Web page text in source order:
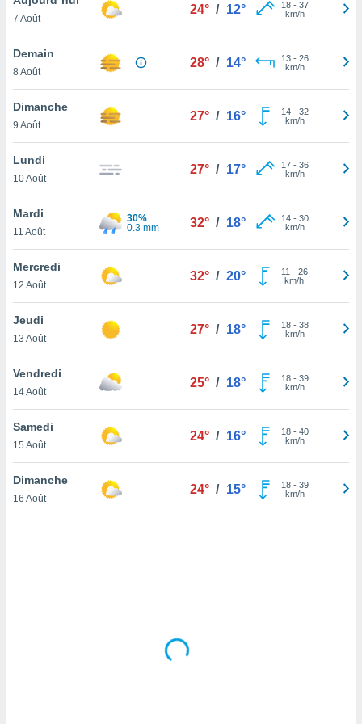
et
»,
au
vous
qu'ils
ou
le
ainsi
un
la
du
en
de
7 Août
24° / 12° 18- 37
km/h
Demain
8 Août
28° / 14° 13- 26
km/h
Dimanche
9 Août
27° / 16° 14- 32
km/h
Lundi
10 Août
27° / 17° 17- 36
km/h
Mardi
11 Août
30%
0.3 mm
32° / 18° 14- 30
km/h
Mercredi
12 Août
32° / 20° 11 - 26
km/h
Jeudi
13 Août
27° / 18° 18- 38
km/h
Vendredi
14 Août
25° / 18° 18- 39
km/h
Samedi
15 Août
24° / 16° 18- 40
km/h
Dimanche
16 Août
24° / 15° 18- 39
km/h